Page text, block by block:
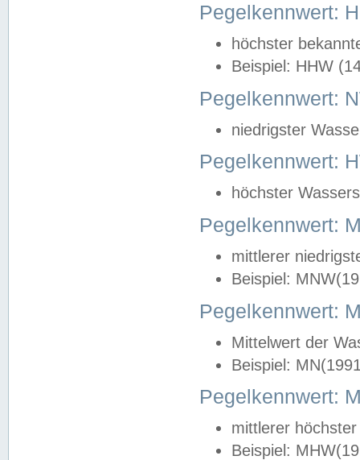
Pegelkennwert:
höchster
Beispiel: HHW
Pegelkennwert:
niedrigster
Pegelkennwert:
höchster
Pegelkennwert:
mittlerer
Beispiel:
Pegelkennwert:
Mittelwert der
Beispiel:
Pegelkennwert:
mittlerer
Beispiel: